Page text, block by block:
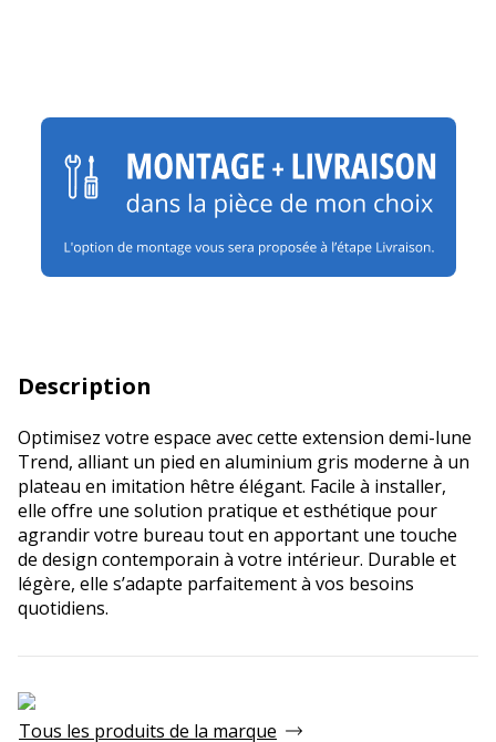
Description
Optimisez votre espace avec cette extension demi-lune
Trend, alliant un pied en aluminium gris moderne à un
plateau en imitation hêtre élégant. Facile à installer,
elle offre une solution pratique et esthétique pour
agrandir votre bureau tout en apportant une touche
de design contemporain à votre intérieur. Durable et
légère, elle s’adapte parfaitement à vos besoins
quotidiens.
Tous les produits de la marque